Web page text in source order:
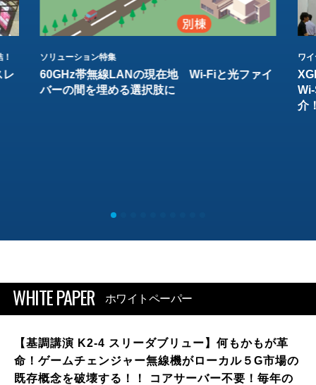
レ
ソリューション特集
60GHz帯無線LANの現在地 Wi-Fiと光ファイ
バーの間を埋める選択肢に
ワ
介
WHITE PAPER ホワイトペーパー
【基調講演 K2-4 スリーダブリュー】何もかもが革
命！ゲームチェンジャー無線機がローカル５G市場の
既存概念を破壊する！！ コアサーバー不要！毎年の